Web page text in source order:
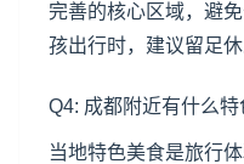
完善的核心区域，避
孩出行时，建议留足
Q4: 成都附近有什么特
当地特色美食是旅行